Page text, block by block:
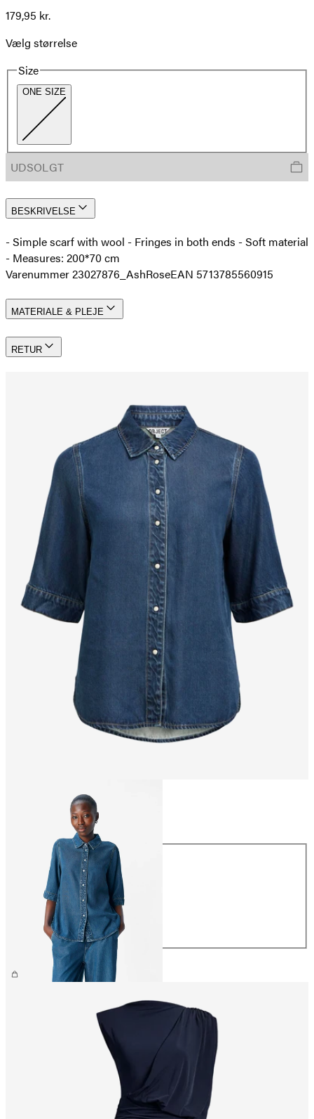
179,95 kr.
Vælg størrelse
Size
ONE SIZE
UDSOLGT
BESKRIVELSE
- Simple scarf with wool - Fringes in both ends - Soft material
- Measures: 200*70 cm
Varenummer 23027876_AshRoseEAN 5713785560915
MATERIALE & PLEJE
RETUR
Størrelse
459,95 kr.